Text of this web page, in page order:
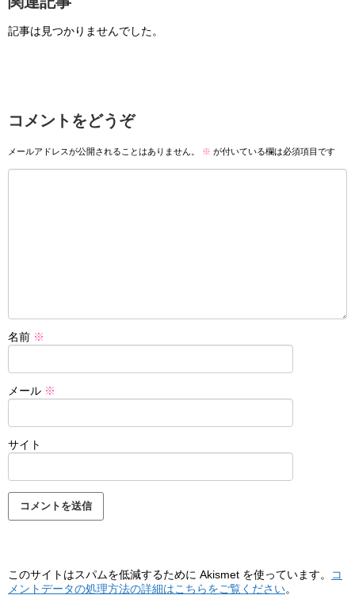
記事は見つかりませんでした。
コメントをどうぞ
メールアドレスが公開されることはありません。 ※ が付いている欄は必須項目です
名前 ※
メール ※
サイト
このサイトはスパムを低減するために Akismet を使っています。
コ
メントデータの処理方法の詳細はこちらをご覧ください。